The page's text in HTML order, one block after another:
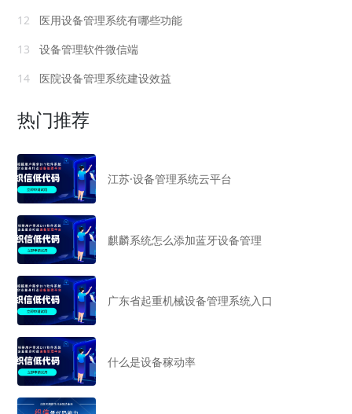
12
医用设备管理系统有哪些功能
13
设备管理软件微信端
14
医院设备管理系统建设效益
热门推荐
江苏·设备管理系统云平台
麒麟系统怎么添加蓝牙设备管理
广东省起重机械设备管理系统入口
什么是设备稼动率